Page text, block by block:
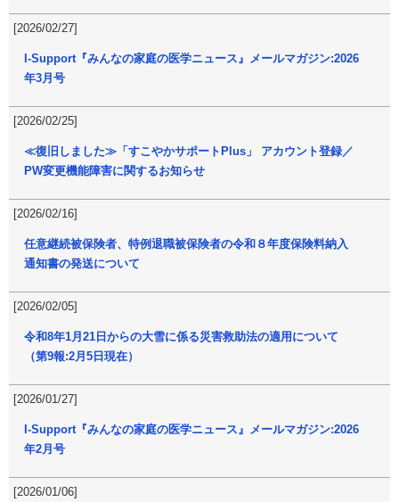
[2026/02/27]
I-Support『みんなの家庭の医学ニュース』メールマガジン:2026
年3月号
[2026/02/25]
≪復旧しました≫「すこやかサポートPlus」 アカウント登録／
PW変更機能障害に関するお知らせ
[2026/02/16]
任意継続被保険者、特例退職被保険者の令和８年度保険料納入
通知書の発送について
[2026/02/05]
令和8年1月21日からの大雪に係る災害救助法の適用について
（第9報:2月5日現在）
[2026/01/27]
I-Support『みんなの家庭の医学ニュース』メールマガジン:2026
年2月号
[2026/01/06]